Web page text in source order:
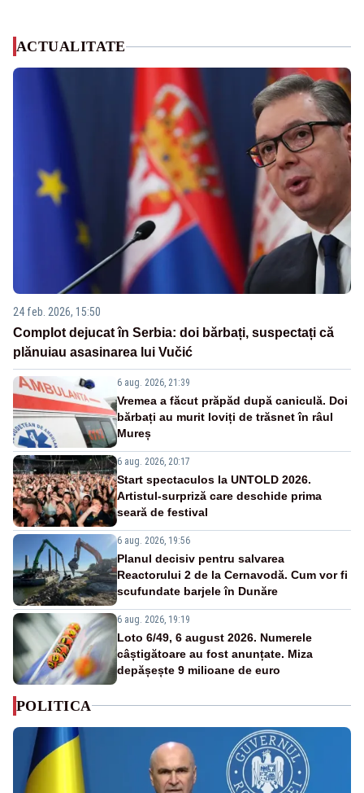
ACTUALITATE
24 feb. 2026, 15:50
Complot dejucat în Serbia: doi bărbați, suspectați că
plănuiau asasinarea lui Vučić
6 aug. 2026, 21:39
Vremea a făcut prăpăd după caniculă. Doi
bărbați au murit loviți de trăsnet în râul
Mureș
6 aug. 2026, 20:17
Start spectaculos la UNTOLD 2026.
Artistul-surpriză care deschide prima
seară de festival
6 aug. 2026, 19:56
Planul decisiv pentru salvarea
Reactorului 2 de la Cernavodă. Cum vor fi
scufundate barjele în Dunăre
6 aug. 2026, 19:19
Loto 6/49, 6 august 2026. Numerele
câștigătoare au fost anunțate. Miza
depășește 9 milioane de euro
POLITICA